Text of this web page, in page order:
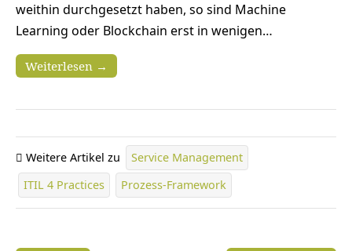
weithin durchgesetzt haben, so sind Machine
Learning oder Blockchain erst in wenigen…
Weiterlesen →
Weitere Artikel zu
Service Management
ITIL 4 Practices
Prozess-Framework